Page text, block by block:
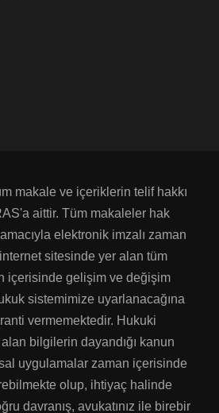
makale ve içeriklerin telif hakkı
aittir. Tüm makaleler hak
elektronik imzalı zaman
internet sitesinde yer alan tüm
içerisinde gelişim ve değişim
sistemimize uyarlanacağına
vermemektedir. Hukuki
bilgilerin dayandığı kanun
uygulamalar zaman içerisinde
olup, ihtiyaç halinde
davranış, avukatınız ile birebir